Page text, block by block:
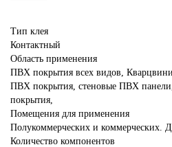
Тип клея
Контактный
Область применения
ПВХ покрытия всех видов,
ПВХ покрытия, стеновые ПВХ
покрытия,
Помещения для применения
Полукоммерческих и коммерческих.
Количество компонентов